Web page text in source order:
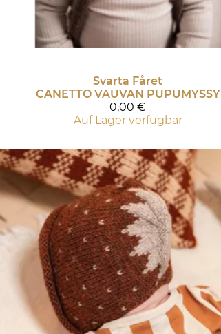
Svarta Fåret
CANETTO VAUVAN PUPUMYSSY
0,00 €
Auf Lager verfügbar